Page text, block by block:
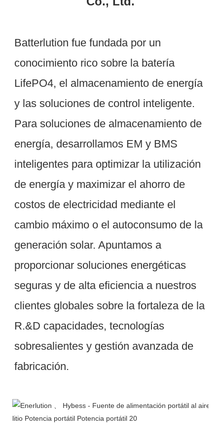
Batterlution fue fundada por un
conocimiento rico sobre la batería
LifePO4, el almacenamiento de energía
y las soluciones de control inteligente.
Para soluciones de almacenamiento de
energía, desarrollamos EM y BMS
inteligentes para optimizar la utilización
de energía y maximizar el ahorro de
costos de electricidad mediante el
cambio máximo o el autoconsumo de la
generación solar. Apuntamos a
proporcionar soluciones energéticas
seguras y de alta eficiencia a nuestros
clientes globales sobre la fortaleza de la
R.&D capacidades, tecnologías
sobresalientes y gestión avanzada de